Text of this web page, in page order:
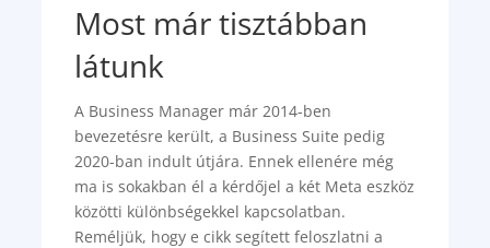
Most már tisztábban
látunk
A Business Manager már 2014-ben
bevezetésre került, a Business Suite pedig
2020-ban indult útjára. Ennek ellenére még
ma is sokakban él a kérdőjel a két Meta eszköz
közötti különbségekkel kapcsolatban.
Reméljük, hogy e cikk segített feloszlatni a